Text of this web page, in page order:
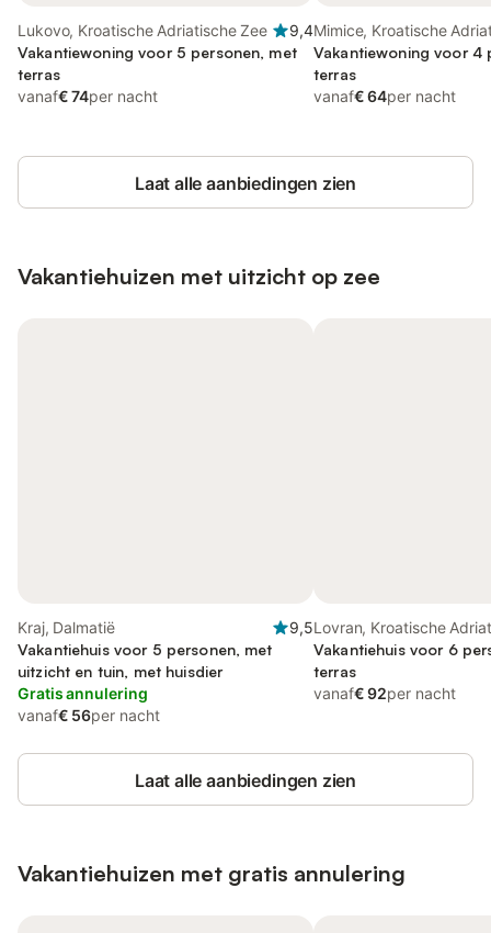
Lukovo, Kroatische Adriatische Zee
9,4
Vakantiewoning voor 5 personen, met
terras
vanaf€ 74per nacht
Mimice, Kroatische
Vakantiewoning voor 4
terras
vanaf€ 64per nacht
Laat alle aanbiedingen zien
Vakantiehuizen met uitzicht op zee
Kraj, Dalmatië
9,5
Vakantiehuis voor 5 personen, met
uitzicht en tuin, met huisdier
Gratis annulering
vanaf€ 56per nacht
Lovran, Kroatische
Vakantiehuis voor 6
terras
vanaf€ 92per nacht
Laat alle aanbiedingen zien
Vakantiehuizen met gratis annulering